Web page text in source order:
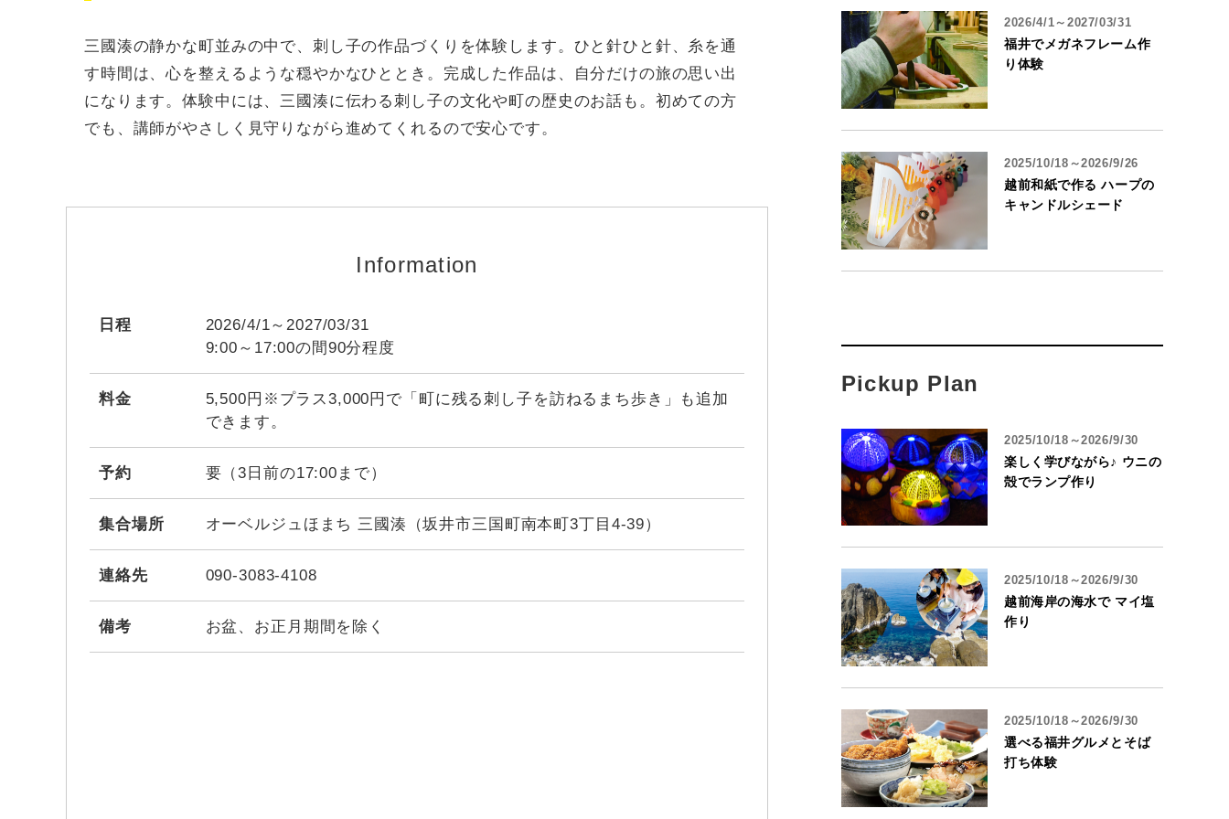
三國湊の静かな町並みの中で、刺し子の作品づくりを体験します。ひと針ひと針、糸を通
す時間は、心を整えるような穏やかなひととき。完成した作品は、自分だけの旅の思い出
になります。体験中には、三國湊に伝わる刺し子の文化や町の歴史のお話も。初めての方
でも、講師がやさしく見守りながら進めてくれるので安心です。
Information
日程
2026/4/1～2027/03/31
9:00～17:00の間90分程度
料金
5,500円※プラス3,000円で「町に残る刺し子を訪ねるまち歩き」も追加
できます。
予約 要（3日前の17:00まで）
集合場所 オーベルジュほまち 三國湊（坂井市三国町南本町3丁目4-39）
連絡先 090-3083-4108
備考 お盆、お正月期間を除く
2026/4/1～2027/03/31
福井でメガネフレーム作
り体験
2025/10/18～2026/9/26
越前和紙で作る ハープの
キャンドルシェード
Pickup Plan
2025/10/18～2026/9/30
楽しく学びながら♪ ウニの
殻でランプ作り
2025/10/18～2026/9/30
越前海岸の海水で マイ塩
作り
2025/10/18～2026/9/30
選べる福井グルメとそば
打ち体験